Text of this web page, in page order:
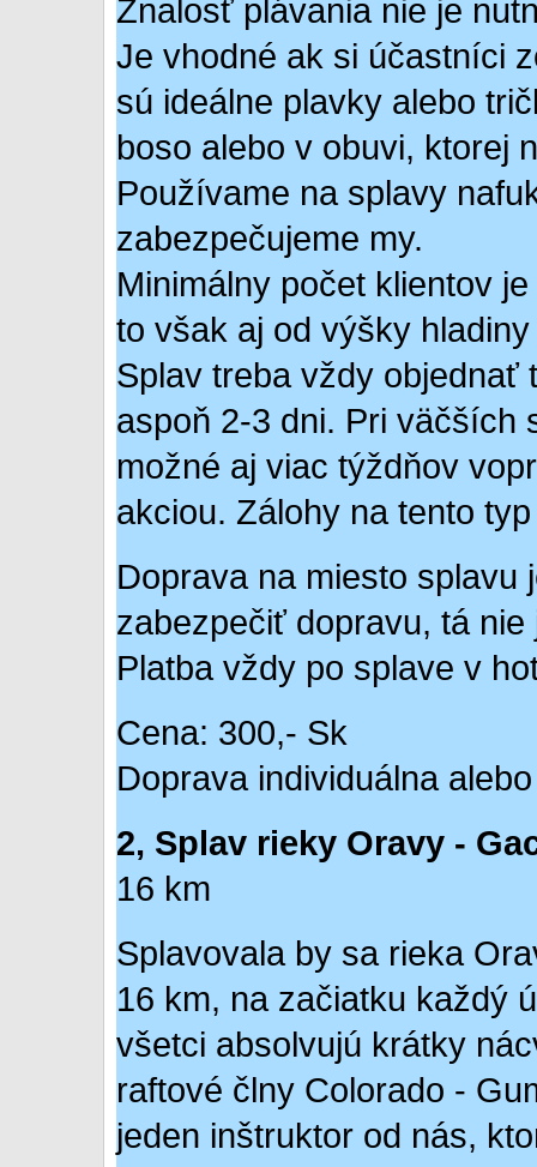
Znalosť plávania nie je
Je vhodné ak si účastníci
sú ideálne plavky alebo
boso alebo v obuvi, ktorej
Používame na splavy
zabezpečujeme my.
Minimálny počet klientov
to však aj od výšky
Splav treba vždy objednať
aspoň 2-3 dni. Pri väčších
možné aj viac týždňov
akciou. Zálohy na tento
Doprava na miesto splavu
zabezpečiť dopravu, tá
Platba vždy po splave v
Cena: 300,- Sk
Doprava individuálna
2, Splav rieky Oravy -
16 km
Splavovala by sa rieka
16 km, na začiatku každý
všetci absolvujú krátky
raftové člny Colorado -
jeden inštruktor od nás,